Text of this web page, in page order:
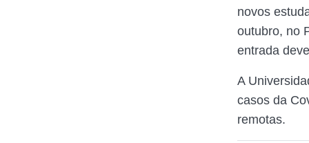
novos
outubro, no
entrada
A
casos da
remotas.